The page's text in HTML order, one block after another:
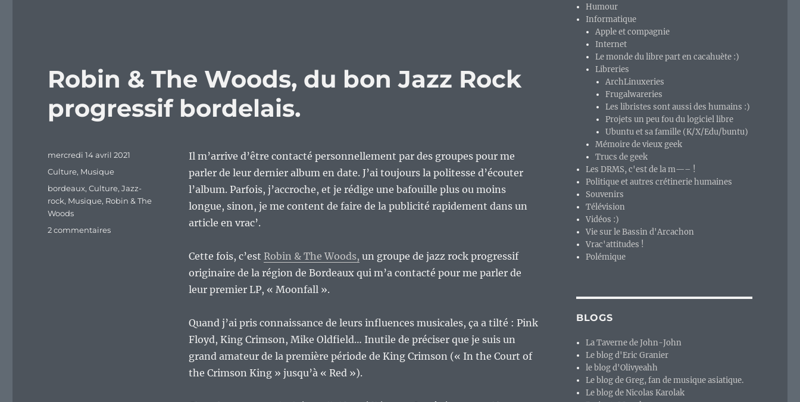
Robin & The Woods, du bon Jazz Rock
progressif bordelais.
Il m’arrive d’être contacté personnellement par des groupes pour me
parler de leur dernier album en date. J’ai toujours la politesse d’écouter
l’album. Parfois, j’accroche, et je rédige une bafouille plus ou moins
longue, sinon, je me content de faire de la publicité rapidement dans un
article en vrac’.
Cette fois, c’est Robin & The Woods, un groupe de jazz rock progressif
originaire de la région de Bordeaux qui m’a contacté pour me parler de
leur premier LP, « Moonfall ».
Quand j’ai pris connaissance de leurs influences musicales, ça a tilté : Pink
Floyd, King Crimson, Mike Oldfield… Inutile de préciser que je suis un
grand amateur de la première période de King Crimson (« In the Court of
the Crimson King » jusqu’à « Red »).
Publié
mercredi 14 avril 2021
Catégories
Culture, Musique
Étiquettes
bordeaux,Culture,Jazz-
rock, Musique, Robin & The
Woods
2 commentairessur
Humour
Informatique
Apple et compagnie
Internet
Le monde du libre part en cacahuète :)
Libreries
ArchLinuxeries
Frugalwareries
Les libristes sont aussi des humains :)
Projets un peu fou du logiciel libre
Ubuntu et sa famille (K/X/Edu/buntu)
Mémoire de vieux geek
Trucs de geek
Les DRMS, c'est de la m—– !
Politique et autres crétinerie humaines
Souvenirs
Télévision
Vidéos :)
Vie sur le Bassin d'Arcachon
Vrac'attitudes !
Polémique
BLOGS
La Taverne de John-John
Le blog d'Eric Granier
le blog d'Olivyeahh
Le blog de Greg, fan de musique asiatique.
Le blog de Nicolas Karolak